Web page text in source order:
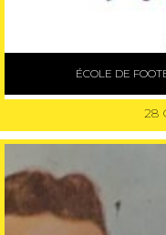
ÉCOLE DE
28